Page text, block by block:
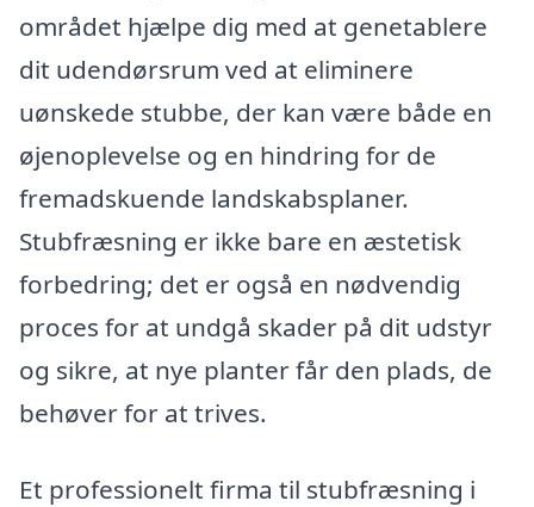
området hjælpe dig med at genetablere
dit udendørsrum ved at eliminere
uønskede stubbe, der kan være både en
øjenoplevelse og en hindring for de
fremadskuende landskabsplaner.
Stubfræsning er ikke bare en æstetisk
forbedring; det er også en nødvendig
proces for at undgå skader på dit udstyr
og sikre, at nye planter får den plads, de
behøver for at trives.
Et professionelt firma til stubfræsning i